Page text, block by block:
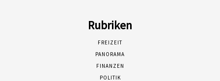
Rubriken
FREIZEIT
PANORAMA
FINANZEN
POLITIK